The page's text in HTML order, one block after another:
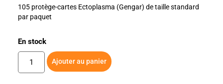
105 protège-cartes Ectoplasma (Gengar) de taille standard
par paquet
En stock
Ajouter au panier